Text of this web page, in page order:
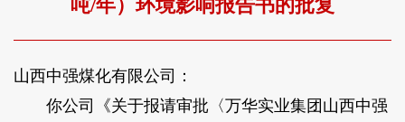
吨/年）环境影响报告书的批复
山西中强煤化有限公司：
你公司《关于报请审批〈万华实业集团山西中强